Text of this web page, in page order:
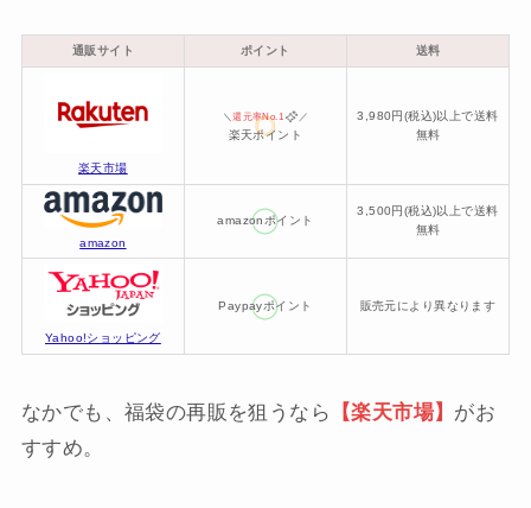
通販サイト ポイント 送料
楽天市場
＼還元率No.1 ／
楽天ポイント
3,980円(税込)以上で送料
無料
amazon
amazonポイント
3,500円(税込)以上で送料
無料
Yahoo!ショッピング
Paypayポイント 販売元により異なります
なかでも、福袋の再販を狙うなら 【楽天市場】 がお
すすめ。